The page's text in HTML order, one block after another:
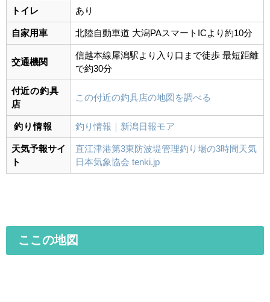
トイレ あり
自家用車 北陸自動車道 大潟PAスマートICより約10分
交通機関
信越本線 犀潟駅より入り口まで徒歩 最短距離
で約30分
付近の釣具
店
この付近の釣具店の地図を調べる
釣り情報 釣り情報｜新潟日報モア
天気予報サイ
ト
直江津港第3東防波堤管理釣り場の3時間天気
日本気象協会 tenki.jp
ここの地図